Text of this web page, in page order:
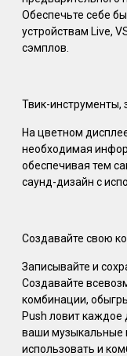
Обеспечьте себе
устройствам Live,
сэмплов.
Твик-
На цветном
необходимая
обеспечивая тем
саунд-дизайн с
Создавайте свою
Записывайте и
Создавайте
комбинации,
Push ловит
ваши музыкальные
использовать и